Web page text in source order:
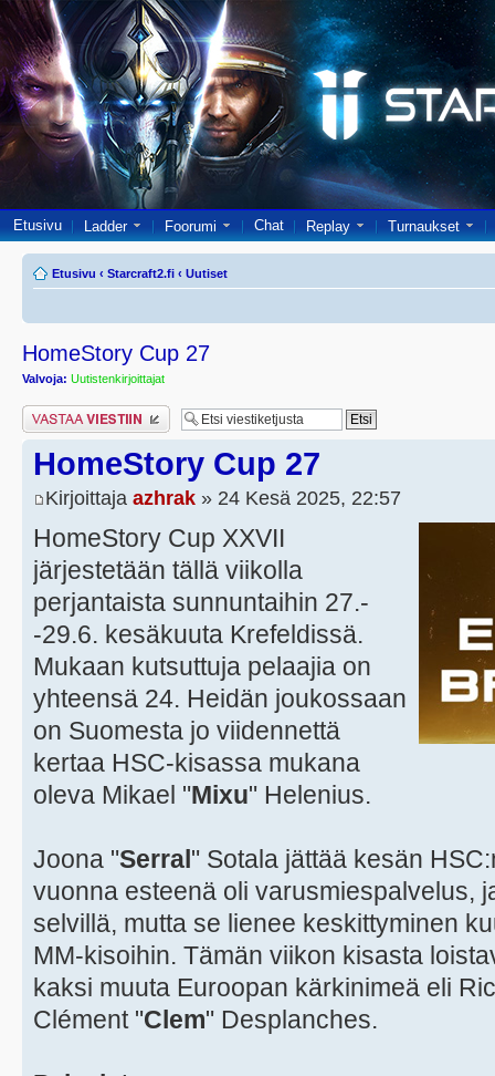
Etusivu Ladder Foorumi Chat Replay Turnaukset
Etusivu ‹ Starcraft2.fi ‹ Uutiset
HomeStory Cup 27
Valvoja: Uutistenkirjoittajat
Lähetä vastaus
HomeStory Cup 27
Kirjoittaja azhrak » 24 Kesä 2025, 22:57
HomeStory Cup XXVII
järjestetään tällä viikolla
perjantaista sunnuntaihin 27.-
-29.6. kesäkuuta Krefeldissä.
Mukaan kutsuttuja pelaajia on
yhteensä 24. Heidän joukossaan
on Suomesta jo viidennettä
kertaa HSC-kisassa mukana
oleva Mikael "Mixu" Helenius.
Joona "Serral" Sotala jättää kesän
vuonna esteenä oli varusmiespalvelus,
selvillä, mutta se lienee keskittyminen
MM-kisoihin. Tämän viikon kisasta
kaksi muuta Euroopan kärkinimeä eli
Clément "Clem" Desplanches.